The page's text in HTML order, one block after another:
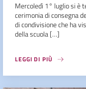
Mercoledì 1° luglio si è
cerimonia di consegna
di condivisione che ha
della scuola […]
LEGGI DI PIÙ